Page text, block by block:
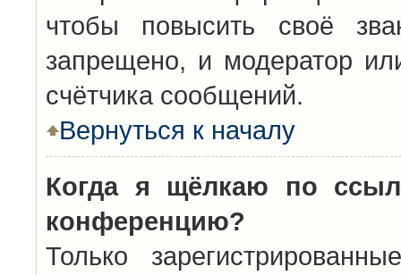
чтобы повысить своё
запрещено, и модератор
счётчика сообщений.
Вернуться к началу
Когда я щёлкаю по
конференцию?
Только